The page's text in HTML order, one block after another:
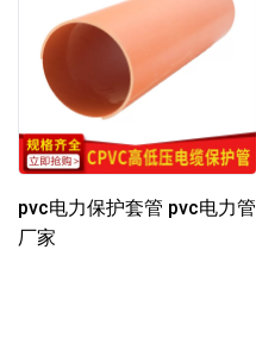
pvc电力保护套管 pvc电力管
厂家